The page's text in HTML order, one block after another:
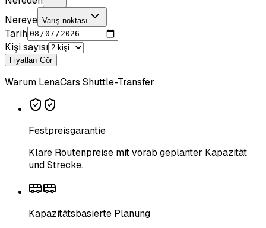
Nereye Varış noktası
Tarih
Kişi sayısı
Fiyatları Gör
Warum LenaCars Shuttle-Transfer
Festpreisgarantie
Klare Routenpreise mit vorab geplanter Kapazität
und Strecke.
Kapazitätsbasierte Planung